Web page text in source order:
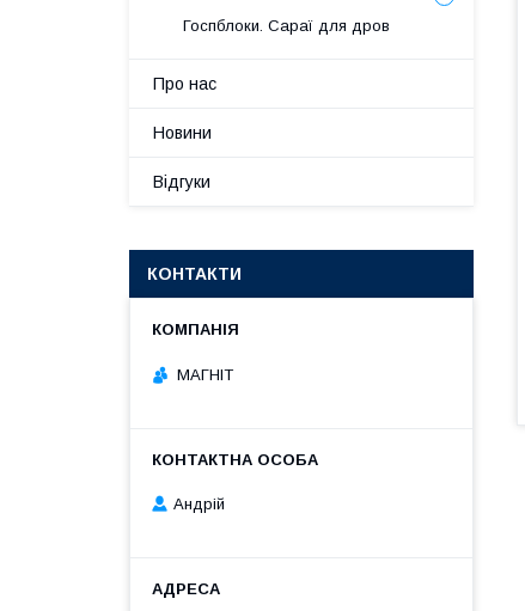
Госпблоки. Сараї для дров
Про нас
Новини
Відгуки
КОНТАКТИ
МАГНІТ
Андрій